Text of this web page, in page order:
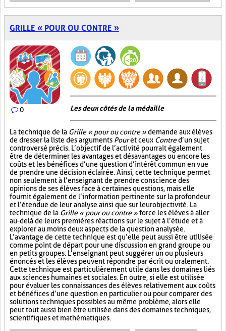
GRILLE « POUR OU CONTRE »
0 Les deux côtés de la médaille
La technique de la Grille « pour ou contre »demande aux élèves
de dresser la liste des arguments Pouret ceux Contred’un sujet
controversé précis. L’objectif de l’activité pourrait également
être de déterminer les avantages et désavantages ou encore les
coûts et les bénéfices d’une question d’intérêt commun en vue
de prendre une décision éclairée. Ainsi, cette technique permet
non seulement à l’enseignant de prendre conscience des
opinions de ses élèves face à certaines questions, mais elle
fournit également de l’information pertinente sur la profondeur
et l’étendue de leur analyse ainsi que sur leur objectivité. La
technique de la Grille « pour ou contre »force les élèves à aller
au-delà de leurs premières réactions sur le sujet à l’étude et à
explorer au moins deux aspects de la question analysée.
L’avantage de cette technique est qu’elle peut aussi être utilisée
comme point de départ pour une discussion en grand groupe ou
en petits groupes. L’enseignant peut suggérer un ou plusieurs
énoncés et les élèves peuvent répondre par écrit ou oralement.
Cette technique est particulièrement utile dans les domaines liés
aux sciences humaines et sociales. En outre, si elle est utilisée
pour évaluer les connaissances des élèves relativement aux coûts
et bénéfices d’une question en particulier ou pour comparer des
solutions techniques possibles au même problème, alors elle
peut tout aussi bien être utilisée dans des domaines techniques,
scientifiques et mathématiques.